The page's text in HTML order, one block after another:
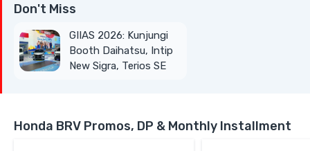
Don't Miss
GIIAS 2026: Kunjungi
Booth Daihatsu, Intip
New Sigra, Terios SE
Honda BRV Promos, DP & Monthly Installment